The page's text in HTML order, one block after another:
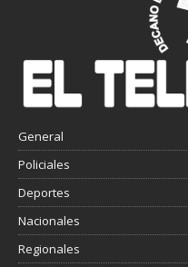
General
Policiales
Deportes
Nacionales
Regionales